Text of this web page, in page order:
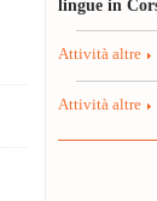
lingue in
Attività altre
Attività altre